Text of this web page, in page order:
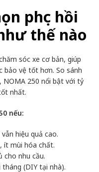
phục hồi
thế nào
sóc xe cơ bản, giúp
vệ tốt hơn. So sánh
NOMA 250 nổi bật với tỷ
nhất.
nếu:
hiệu quả cao.
ít mùi hóa chất.
cho nhu cầu.
(DIY tại nhà).